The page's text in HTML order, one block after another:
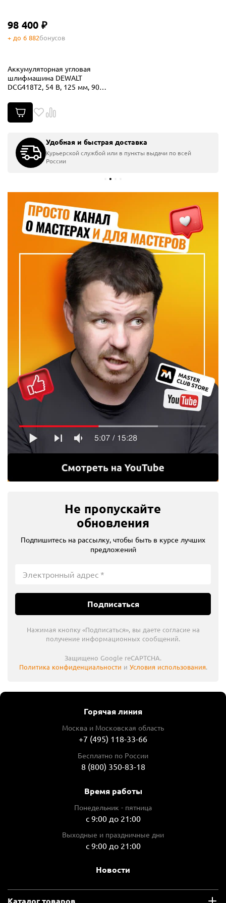
98 400 ₽
+ до 6 882бонусов
Аккумуляторная угловая
шлифмашина DEWALT
DCG418T2, 54 В, 125 мм, 9000
кейсе TSTAK
Удобная и быстрая доставка
Курьерской службой или в пункты выдачи по всей
России
Не пропускайте
обновления
Подпишитесь на рассылку, чтобы быть в курсе лучших
предложений
Подписаться
Нажимая кнопку «Подписаться», вы даете согласие на
получение информационных сообщений.
Защищено Google reCAPTCHA.
Политика конфиденциальности и Условия использования.
Горячая линия
Москва и Московская область
+7 (495) 118-33-66
Бесплатно по России
8 (800) 350-83-18
Время работы
Понедельник - пятница
с 9:00 до 21:00
Выходные и праздничные дни
с 9:00 до 21:00
Новости
Каталог товаров